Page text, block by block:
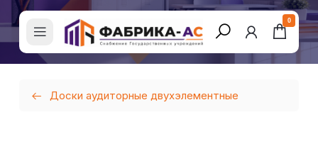
0
Доски аудиторные двухэлементные